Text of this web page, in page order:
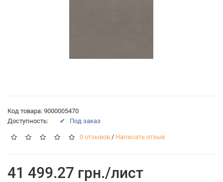
Код товара: 9000005470
Доступность:
✔ Под заказ
0 отзывов / Написать отзыв
41 499.27 грн./лист